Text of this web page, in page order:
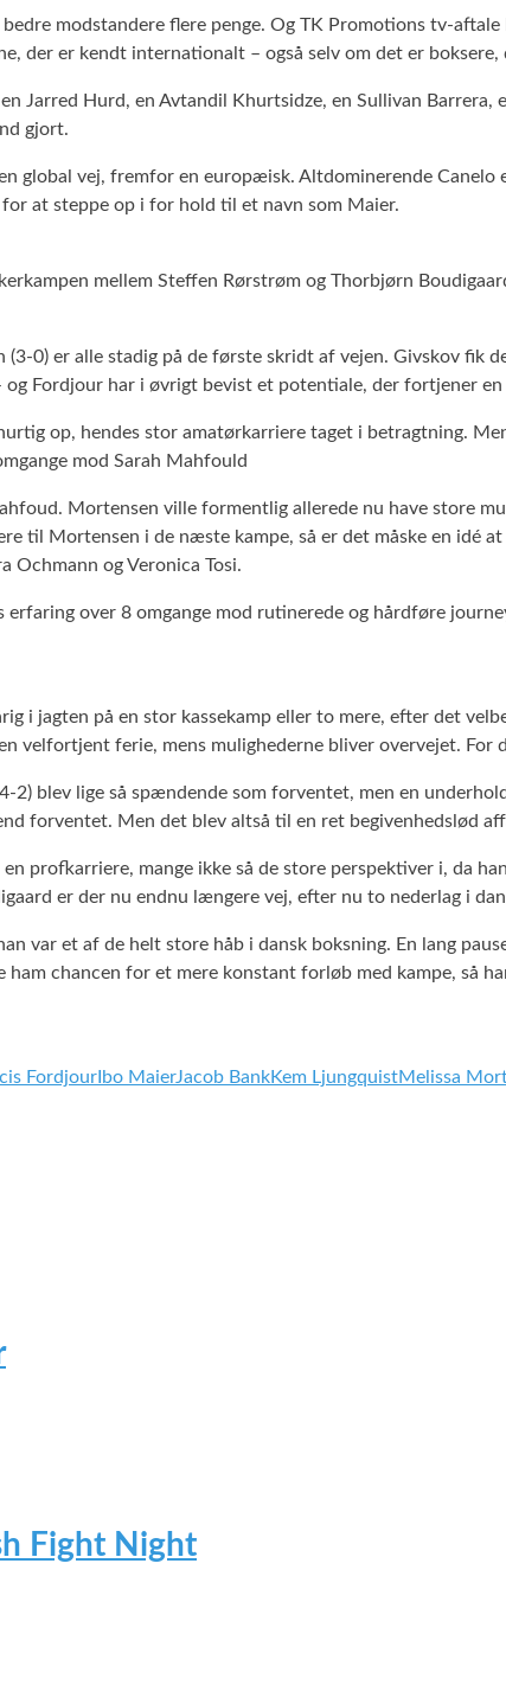
modstandere flere penge. Og TK Promotions tv-
der er kendt internationalt – også selv om det er
Jarred Hurd, en Avtandil Khurtsidze, en Sullivan Barrera,
gjort.
global vej, fremfor en europæisk. Altdominerende
at steppe op i for hold til et navn som Maier.
mellem Steffen Rørstrøm og Thorbjørn
0) er alle stadig på de første skridt af vejen. Givskov fik
Fordjour har i øvrigt bevist et potentiale, der fortjener
op, hendes stor amatørkarriere taget i betragtning.
mod Sarah Mahfould
Mortensen ville formentlig allerede nu have store
til Mortensen i de næste kampe, så er det måske en idé
Ochmann og Veronica Tosi.
over 8 omgange mod rutinerede og hårdføre
i jagten på en stor kassekamp eller to mere, efter det
velfortjent ferie, mens mulighederne bliver overvejet. For
2) blev lige så spændende som forventet, men en
forventet. Men det blev altså til en ret begivenhedslød
profkarriere, mange ikke så de store perspektiver i, da
er der nu endnu længere vej, efter nu to nederlag i
var et af de helt store håb i dansk boksning. En lang
chancen for et mere konstant forløb med kampe, så
Fordjour Ibo MaierJacob BankKem LjungquistMelissa
Fight Night